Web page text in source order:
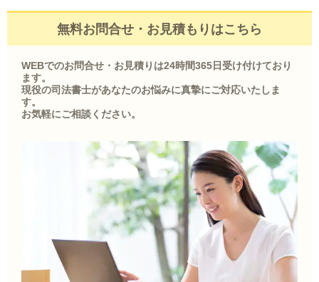
無料お問合せ・お見積もりはこちら
WEBでのお問合せ・お見積りは24時間365日受け付けており
ます。
現役の司法書士があなたのお悩みに真摯にご対応いたしま
す。
お気軽にご相談ください。